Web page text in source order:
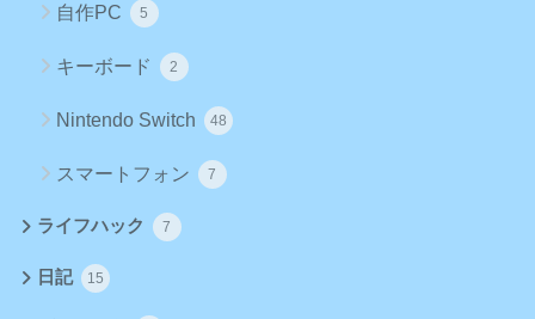
自作PC 5
キーボード 2
Nintendo Switch 48
スマートフォン 7
ライフハック 7
日記 15